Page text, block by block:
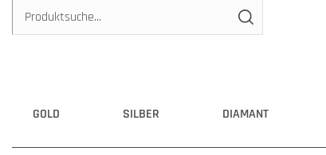
GOLD SILBER DIAMANT